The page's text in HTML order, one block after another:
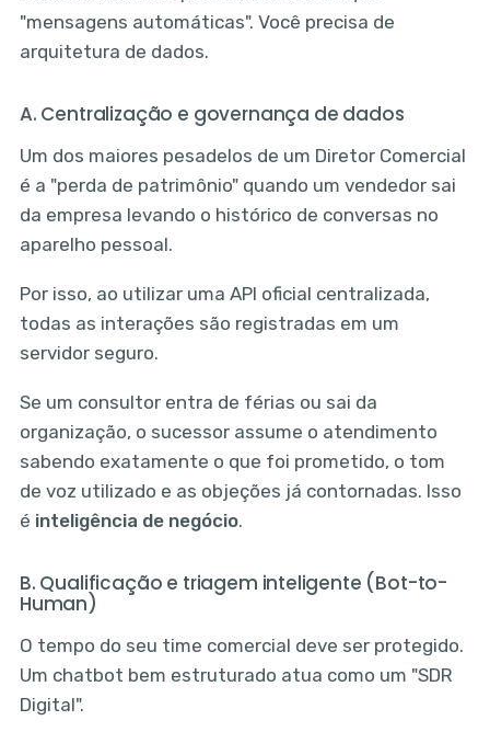
"mensagens automáticas". Você precisa de
arquitetura de dados.
A. Centralização e governança de dados
Um dos maiores pesadelos de um Diretor Comercial
é a "perda de patrimônio" quando um vendedor sai
da empresa levando o histórico de conversas no
aparelho pessoal.
Por isso, ao utilizar uma API oficial centralizada,
todas as interações são registradas em um
servidor seguro.
Se um consultor entra de férias ou sai da
organização, o sucessor assume o atendimento
sabendo exatamente o que foi prometido, o tom
de voz utilizado e as objeções já contornadas. Isso
é inteligência de negócio.
B. Qualificação e triagem inteligente (Bot-to-
Human)
O tempo do seu time comercial deve ser protegido.
Um chatbot bem estruturado atua como um "SDR
Digital".